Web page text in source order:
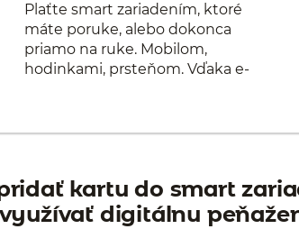
Plaťte smart zariadením, ktoré
máte poruke, alebo dokonca
priamo na ruke. Mobilom,
hodinkami, prsteňom. Vďaka e-
digitálne verzie tých vernostných.
kartu do smart
digitálnu